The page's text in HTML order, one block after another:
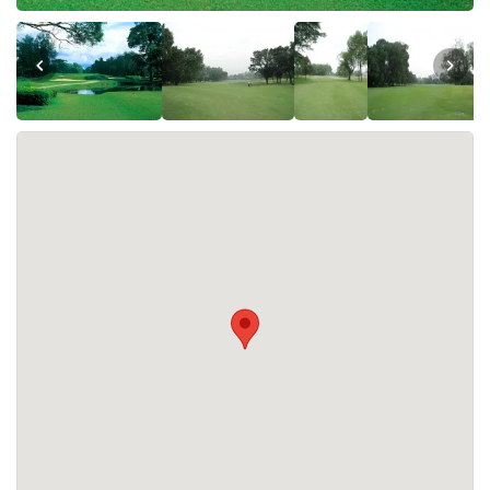
Le parcours Old Course du Royal Selangor Golf Club est
ouvert tous les jours de la semaine.
Quelles sont les installations disponibles au
Royal Selangor Golf Club, Old Course ?
Le Royal Selangor Golf Club, Old Course, propose les
installations suivantes : salle de sport, école de golf,